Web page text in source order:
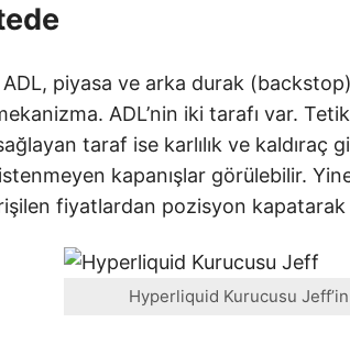
ADL, piyasa ve arka durak
ADL’nin iki tarafı var.
taraf ise karlılık ve kaldıraç
kapanışlar görülebilir.
fiyatlardan pozisyon kapatarak
Hyperliquid Kurucusu Jeff’in